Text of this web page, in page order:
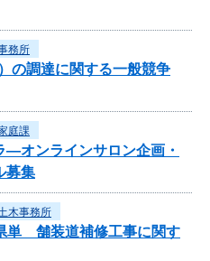
務所
の調達に関する一般競争
庭課
―オンラインサロン企画・
募集
木事務所
単 舗装道補修工事に関す